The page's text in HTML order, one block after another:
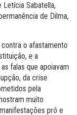
Sabatella,
de Dilma,
o afastamento
e a
falas que apoiavam
da crise
pela
muito
pró e